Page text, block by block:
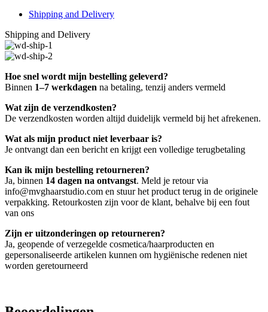
Shipping and Delivery
Shipping and Delivery
Hoe snel wordt mijn bestelling geleverd?
Binnen 1–7 werkdagen na betaling, tenzij anders vermeld
Wat zijn de verzendkosten?
De verzendkosten worden altijd duidelijk vermeld bij het afrekenen.
Wat als mijn product niet leverbaar is?
Je ontvangt dan een bericht en krijgt een volledige terugbetaling
Kan ik mijn bestelling retourneren?
Ja, binnen 14 dagen na ontvangst. Meld je retour via
info@mvghaarstudio.com en stuur het product terug in de originele
verpakking. Retourkosten zijn voor de klant, behalve bij een fout
van ons
Zijn er uitzonderingen op retourneren?
Ja, geopende of verzegelde cosmetica/haarproducten en
gepersonaliseerde artikelen kunnen om hygiënische redenen niet
worden geretourneerd